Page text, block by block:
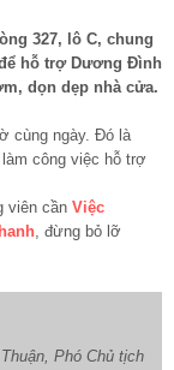
327, lô C, chung
hỗ trợ Dương Đình
dọn dẹp nhà cửa.
cùng ngày. Đó là
công việc hỗ trợ
viên cần Việc
, đừng bỏ lỡ
Phó Chủ tịch